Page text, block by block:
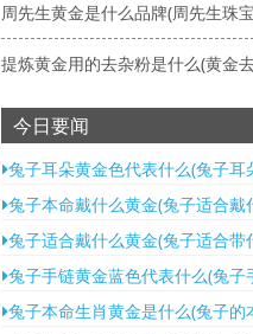
提炼黄金用的去杂粉是什么(黄金
今日要闻
兔子耳朵黄金色代表什么(兔子耳
兔子本命戴什么黄金(兔子适合戴
兔子适合戴什么黄金(兔子适合带
兔子手链黄金蓝色代表什么(兔子
兔子本命生肖黄金是什么(兔子的